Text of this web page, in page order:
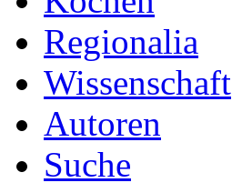
Regionalia
Wissenschaft
Autoren
Suche